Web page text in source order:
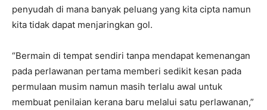
penyudah di mana banyak peluang yang kita cipta namun
kita tidak dapat menjaringkan gol.
“Bermain di tempat sendiri tanpa mendapat kemenangan
pada perlawanan pertama memberi sedikit kesan pada
permulaan musim namun masih terlalu awal untuk
membuat penilaian kerana baru melalui satu perlawanan,”